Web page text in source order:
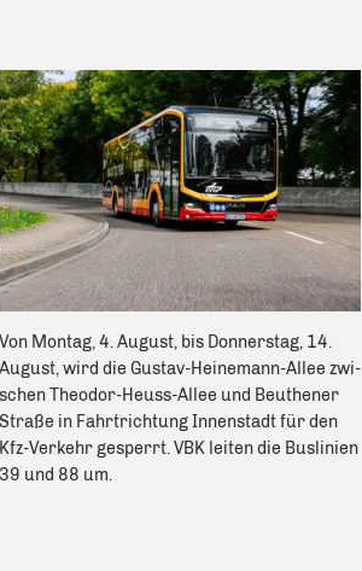
Von Montag, 4. August, bis Donnerstag, 14.
August, wird die Gustav-Heinemann-Allee zwi-
schen Theodor-Heuss-Allee und Beuthener
Straße in Fahrtrichtung Innenstadt für den
Kfz-Verkehr gesperrt. VBK leiten die Buslinien
39 und 88 um.